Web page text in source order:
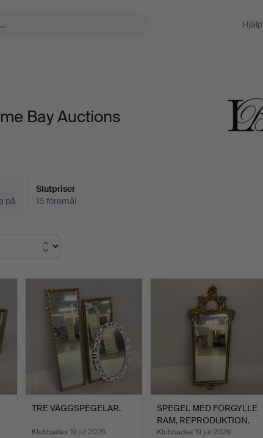
Hjälp
Bay Auctions
på
Slutpriser
15 föremål
TRE VÄGGSPEGELAR.
Klubbades 19 jul 2026
SPEGEL MED FÖRGYLLE
RAM, REPRODUKTION.
Klubbades 19 jul 2026